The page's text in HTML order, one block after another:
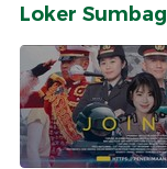
Loker